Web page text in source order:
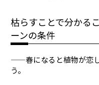
枯らすことで分かる
ーンの条件
——春になると植物が恋
う。